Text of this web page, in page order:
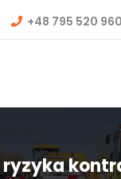
+48 795 520 960